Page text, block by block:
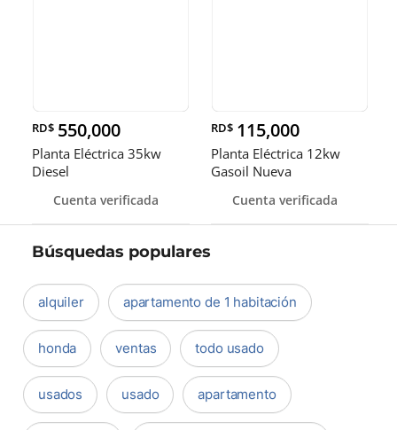
RD$ 550,000
Planta Eléctrica 35kw
Diesel
Cuenta verificada
RD$ 115,000
Planta Eléctrica 12kw
Gasoil Nueva
Cuenta verificada
Búsquedas populares
alquiler apartamento de 1 habitación
honda ventas todo usado
usados usado apartamento